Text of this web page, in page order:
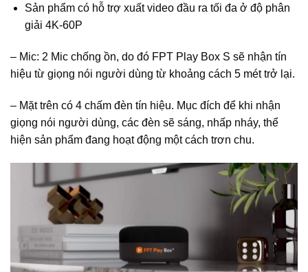
Sản phẩm có hỗ trợ xuất video đầu ra tối đa ở độ phân
giải 4K-60P
– Mic: 2 Mic chống ồn, do đó FPT Play Box S sẽ nhận tín
hiệu từ giọng nói người dùng từ khoảng cách 5 mét trở lại.
– Mặt trên có 4 chấm đèn tín hiệu. Mục đích để khi nhận
giọng nói người dùng, các đèn sẽ sáng, nhấp nháy, thể
hiện sản phẩm đang hoạt động một cách trơn chu.